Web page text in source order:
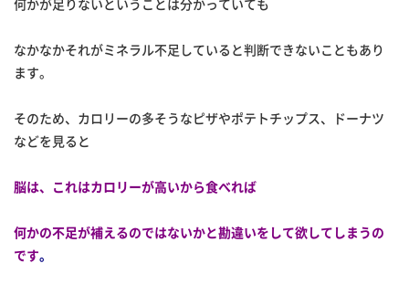
何かが足りないということは分かっていても
なかなかそれがミネラル不足していると判断できないこともあり
ます。
そのため、カロリーの多そうなピザやポテトチップス、ドーナツ
などを見ると
脳は、これはカロリーが高いから食べれば
何かの不足が補えるのではないかと勘違いをして欲してしまうの
です。